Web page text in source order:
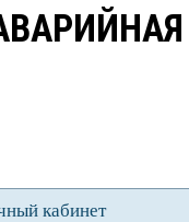
кабинет